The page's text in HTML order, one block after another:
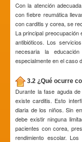
Con la atención
con fiebre reumática
con carditis y corea, se
La principal preocupación
antibióticos. Los
necesaria la
especialmente en el caso
3.2 ¿Qué ocurre
Durante la fase aguda
existe carditis. Esto
diaria de los niños. Sin
debe existir ninguna
pacientes con corea,
rendimiento escolar.